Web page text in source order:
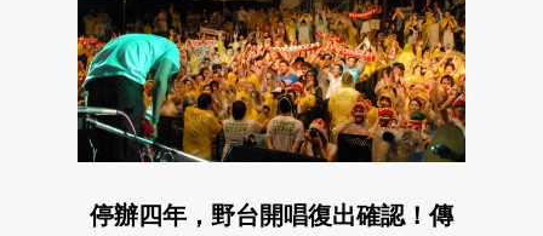
停辦四年，野台開唱復出確認！傳